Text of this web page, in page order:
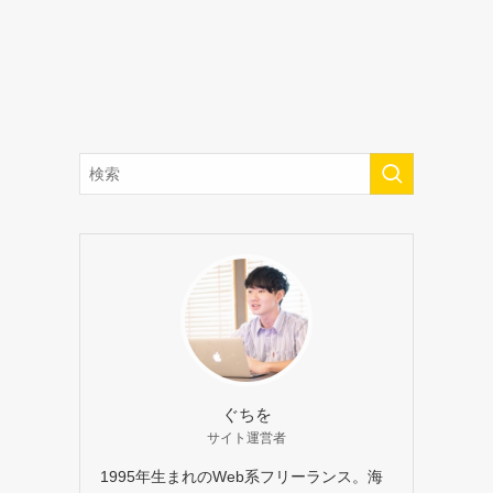
ぐちを
サイト運営者
1995年生まれのWeb系フリーランス。海